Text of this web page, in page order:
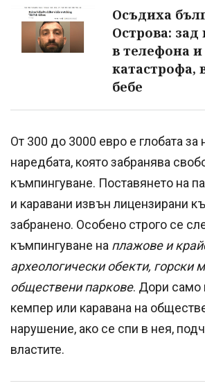
Осъдиха
Острова: зад
в телефона
катастрофа,
бебе
От 300 до 3000 евро е глобата за
наредбата, която забранява
къмпингуване. Поставянето на
и каравани извън лицензирани
забранено. Особено строго се
къмпингуване на плажове и
археологически обекти, горски
обществени паркове. Дори само
кемпер или каравана на
нарушение, ако се спи в нея,
властите.